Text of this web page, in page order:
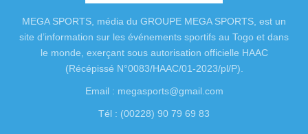
MEGA SPORTS, média du GROUPE MEGA SPORTS, est un
site d’information sur les événements sportifs au Togo et dans
le monde, exerçant sous autorisation officielle HAAC
(Récépissé N°0083/HAAC/01-2023/pl/P).
Email : megasports@gmail.com
Tél : (00228) 90 79 69 83